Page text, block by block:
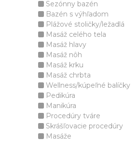
Sezónny bazén
Bazén s výhľadom
Plážové stoličky/ležadlá
Masáž celého tela
Masáž hlavy
Masáž nôh
Masáž krku
Masáž chrbta
Wellness/kúpeľné balíčky
Pedikúra
Manikúra
Procedúry tváre
Skrášľovacie procedúry
Masáže